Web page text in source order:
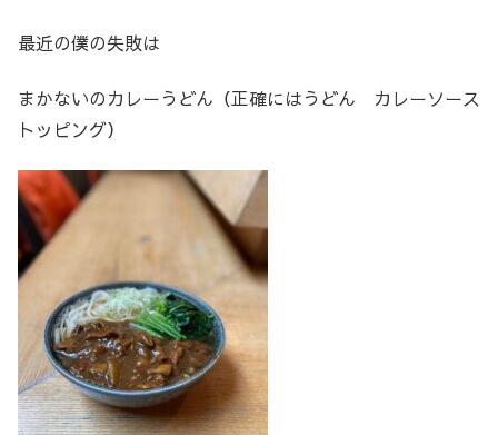
最近の僕の失敗は
まかないのカレーうどん（正確にはうどん カレーソース
トッピング）